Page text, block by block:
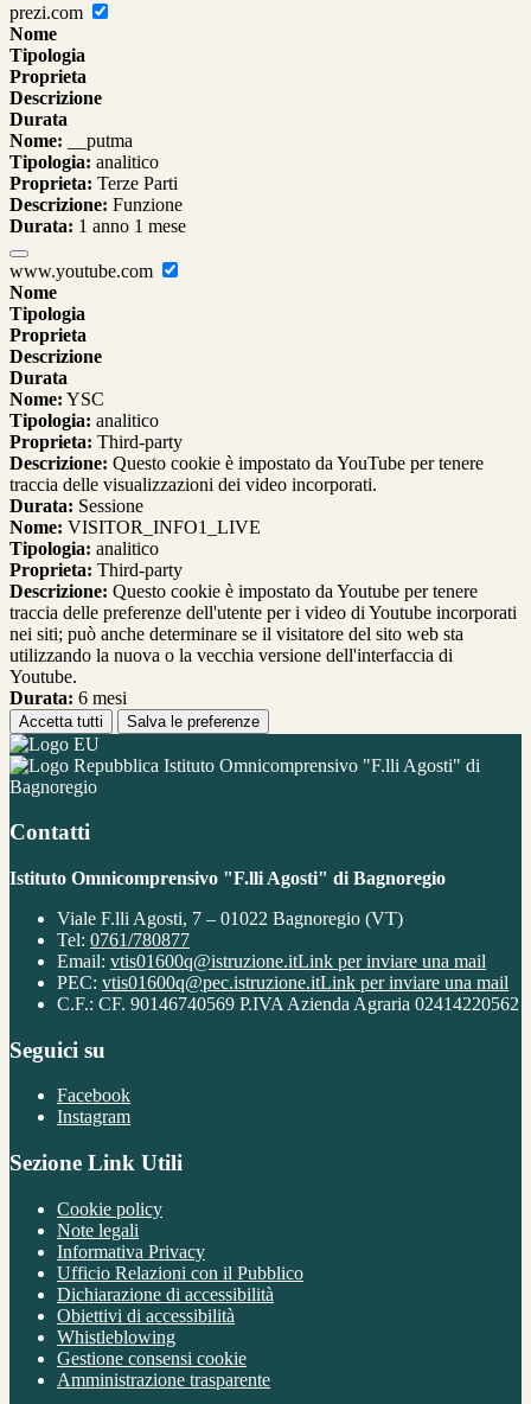
prezi.com
Nome
Tipologia
Proprieta
Descrizione
Durata
Nome: __putma
Tipologia: analitico
Proprieta: Terze Parti
Descrizione: Funzione
Durata: 1 anno 1 mese
www.youtube.com
Nome
Tipologia
Proprieta
Descrizione
Durata
Nome: YSC
Tipologia: analitico
Proprieta: Third-party
Descrizione: Questo cookie è impostato da YouTube per tenere
traccia delle visualizzazioni dei video incorporati.
Durata: Sessione
Nome: VISITOR_INFO1_LIVE
Tipologia: analitico
Proprieta: Third-party
Descrizione: Questo cookie è impostato da Youtube per tenere
traccia delle preferenze dell'utente per i video di Youtube incorporati
nei siti; può anche determinare se il visitatore del sito web sta
utilizzando la nuova o la vecchia versione dell'interfaccia di
Youtube.
Durata: 6 mesi
Accetta tutti Salva le preferenze
Istituto Omnicomprensivo "F.lli Agosti" di
Bagnoregio
Contatti
Istituto Omnicomprensivo "F.lli Agosti" di Bagnoregio
Viale F.lli Agosti, 7 – 01022 Bagnoregio (VT)
Tel: 0761/780877
Email: vtis01600q@istruzione.itLink per inviare una mail
PEC: vtis01600q@pec.istruzione.itLink per inviare una mail
C.F.: CF. 90146740569 P.IVA Azienda Agraria 02414220562
Seguici su
Facebook
Instagram
Sezione Link Utili
Cookie policy
Note legali
Informativa Privacy
Ufficio Relazioni con il Pubblico
Dichiarazione di accessibilità
Obiettivi di accessibilità
Whistleblowing
Gestione consensi cookie
Amministrazione trasparente